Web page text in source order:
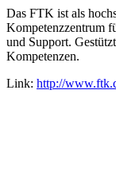
Das FTK ist als
Kompetenzzentrum
und Support.
Kompetenzen.
Link: http://